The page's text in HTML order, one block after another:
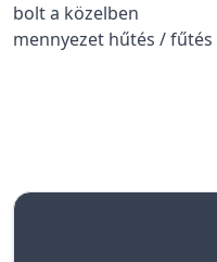
bolt a közelben
mennyezet hűtés / fűtés